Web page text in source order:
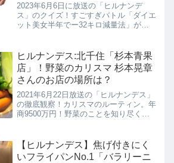
2023年6月6日に放送の「ヒルナンデ
ス」のクイズ！すごすぎバトル「ダイエ
ット美女半年でー32キロ減量法」が登
んの逆張りダイエットの紹介です！
ヒルナンデス:北千住「杉本青果
店」！野菜のカリスマ 杉本晃章
さんのお店の場所は？
2021年6月22日放送の「ヒルナンデス」
の徹底観察！カリスマのルーティン。年
商9500万円！野菜のことを知り尽くす
紹介！
【ヒルナンデス】焦げ付きにく
いフライパンNo.1「バラリーニ